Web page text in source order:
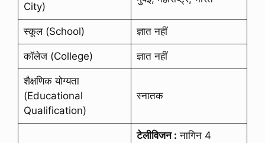
City)
स्कूल (School) ज्ञात नहीं
कॉलेज (College) ज्ञात नहीं
शैक्षणिक योग्यता
(Educational
Qualification)
स्नातक
टेलीविजन : नागिन 4